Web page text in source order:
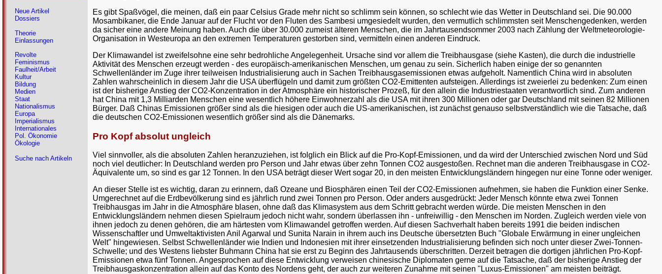
Es gibt Spaßvögel, die meinen, daß ein paar Celsius Grade mehr nicht so schlimm sein können, so schlecht wie das Wetter in Deutschland sei. Die 90.000
Mosambikaner, die Ende Januar auf der Flucht vor den Fluten des Sambesi umgesiedelt wurden, den vermutlich schlimmsten seit Menschengedenken, werden
da sicher eine andere Meinung haben. Auch die über 30.000 zumeist älteren Menschen, die im Jahrtausendsommer 2003 nach Zählung der Weltmeteorologie-
Organisation in Westeuropa an den extremen Temperaturen gestorben sind, vermitteln einen anderen Eindruck.
Der Klimawandel ist zweifelsohne eine sehr bedrohliche Angelegenheit. Ursache sind vor allem die Treibhausgase (siehe Kasten), die durch die industrielle
Aktivität des Menschen erzeugt werden - des europäisch-amerikanischen Menschen, um genau zu sein. Sicherlich haben einige der so genannten
Schwellenländer im Zuge ihrer teilweisen Industrialisierung auch in Sachen Treibhausgasemissionen etwas aufgeholt. Namentlich China wird in absoluten
Zahlen wahrscheinlich in diesem Jahr die USA überflügeln und damit zum größten CO2-Emittenten aufsteigen. Allerdings ist zweierlei zu bedenken: Zum einen
ist der bisherige Anstieg der CO2-Konzentration in der Atmosphäre ein historischer Prozeß, für den allein die Industriestaaten verantwortlich sind. Zum anderen
hat China mit 1,3 Milliarden Menschen eine wesentlich höhere Einwohnerzahl als die USA mit ihren 300 Millionen oder gar Deutschland mit seinen 82 Millionen
Bürger. Daß Chinas Emissionen größer sind als die hiesigen oder auch die US-amerikanischen, ist zunächst genauso selbstverständlich wie die Tatsache, daß
die deutschen CO2-Emissionen wesentlich größer sind als die Dänemarks.
Pro Kopf absolut ungleich
Viel sinnvoller, als die absoluten Zahlen heranzuziehen, ist folglich ein Blick auf die Pro-Kopf-Emissionen, und da wird der Unterschied zwischen Nord und Süd
noch viel deutlicher: In Deutschland werden pro Person und Jahr etwas über zehn Tonnen CO2 ausgestoßen. Rechnet man die anderen Treibhausgase in CO2-
Äquivalente um, so sind es gar 12 Tonnen. In den USA beträgt dieser Wert sogar 20, in den meisten Entwicklungsländern hingegen nur eine Tonne oder weniger.
An dieser Stelle ist es wichtig, daran zu erinnern, daß Ozeane und Biosphären einen Teil der CO2-Emissionen aufnehmen, sie haben die Funktion einer Senke.
Umgerechnet auf die Erdbevölkerung sind es jährlich rund zwei Tonnen pro Person. Oder anders ausgedrückt: Jeder Mensch könnte etwa zwei Tonnen
Treibhausgas im Jahr in die Atmosphäre blasen, ohne daß das Klimasystem aus dem Schritt gebracht werden würde. Die meisten Menschen in den
Entwicklungsländern nehmen diesen Spielraum jedoch nicht wahr, sondern überlassen ihn - unfreiwillig - den Menschen im Norden. Zugleich werden viele von
ihnen jedoch zu denen gehören, die am härtesten vom Klimawandel getroffen werden. Auf diesen Sachverhalt haben bereits 1991 die beiden indischen
Wissenschaftler und Umweltaktivisten Anil Agarwal und Sunita Narain in ihrem auch ins Deutsche übersetzten Buch "Globale Erwärmung in einer ungleichen
Welt" hingewiesen. Selbst Schwellenländer wie Indien und Indonesien mit ihrer einsetzenden Industrialisierung befinden sich noch unter dieser Zwei-Tonnen-
Schwelle; und des Westens liebster Buhmann China hat sie erst zu Beginn des Jahrtausends überschritten. Derzeit betragen die dortigen jährlichen Pro-Kopf-
Emissionen etwa fünf Tonnen. Angesprochen auf diese Entwicklung verweisen chinesische Diplomaten gerne auf die Tatsache, daß der bisherige Anstieg der
Treibhausgaskonzentration allein auf das Konto des Nordens geht, der auch zur weiteren Zunahme mit seinen "Luxus-Emissionen" am meisten beiträgt.
Neue Artikel
Dossiers
Theorie
Einlassungen
Revolte
Feminismus
Faulheit/Arbeit
Kultur
Bildung
Medien
Staat
Nationalismus
Europa
Imperialismus
Internationales
Pol. Ökonomie
Ökologie
Suche nach Artikeln